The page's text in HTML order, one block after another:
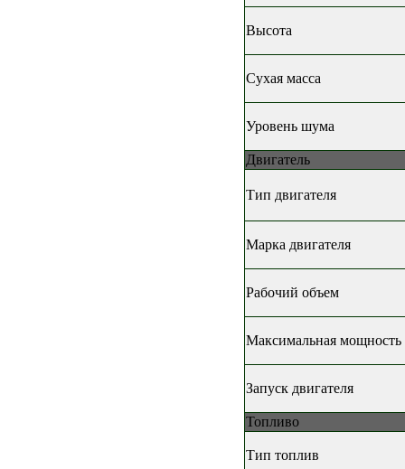
Высота
Сухая масса
Уровень шума
Двигатель
Тип двигателя
Марка двигателя
Рабочий объем
Максимальная мощность
Запуск двигателя
Топливо
Тип топлив